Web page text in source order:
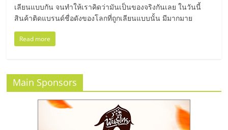
รน
ไชส์
แฟ
เลียนแบบกัน จนทำให้เราคิดว่ามันเป็นของจริงกันเลย ในวันนี้
สินค้าติดแบรนด์ชื่อดังของโลกที่ถูกเลียนแบบนั้น มีมากมาย
Read more
Main Sponsors